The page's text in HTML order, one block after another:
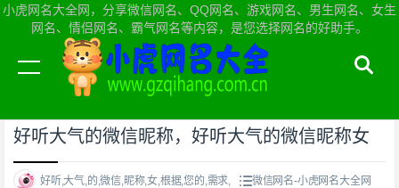
小虎网名大全网，分享微信网名、QQ网名、游戏网名、男生网名、女生
网名、情侣网名、霸气网名等内容，是您选择网名的好助手。
当前位置：小虎网名大全网首页>微信网名
好听大气的微信昵称，好听大气的微信昵称女
好听,大气,的,微信,昵称,女,根据,您的,需求,
微信网名-小虎网名大全网